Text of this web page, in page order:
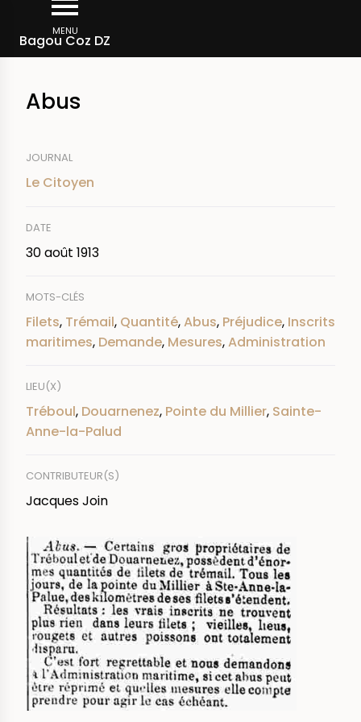
contenu
MENU
Bagou Coz DZ
d'Ariane
Rechercher dans la presse
Abus
JOURNAL
Le Citoyen
DATE
30 août 1913
MOTS-CLÉS
Filets, Trémail, Quantité,Abus, Préjudice, Inscrits
maritimes, Demande, Mesures,Administration
LIEU(X)
Tréboul, Douarnenez, Pointe du Millier, Sainte-
Anne-la-Palud
CONTRIBUTEUR(S)
Jacques Join
IMAGE